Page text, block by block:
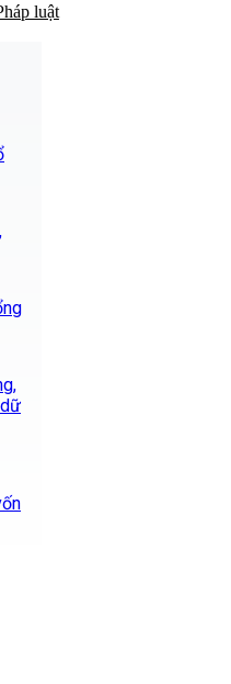
luật